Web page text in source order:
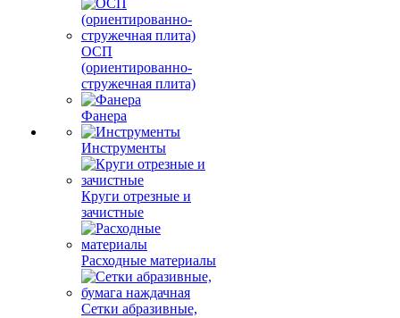
ОСП
(ориентированно-
стружечная плита)
Фанера
Инструменты
Круги отрезные и
зачистные
Расходные материалы
Сетки абразивные,